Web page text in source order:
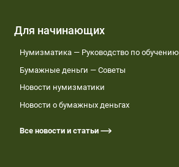
Для начинающих
Нумизматика — Руководство по обучению
Бумажные деньги — Советы
Новости нумизматики
Новости о бумажных деньгах
Все новости и статьи